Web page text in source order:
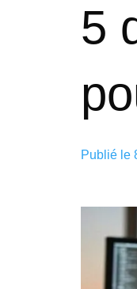
5
Publié le